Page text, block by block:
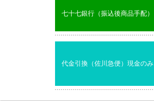
七十七銀行（振込後商品手配）
代金引換（佐川急便）現金のみ